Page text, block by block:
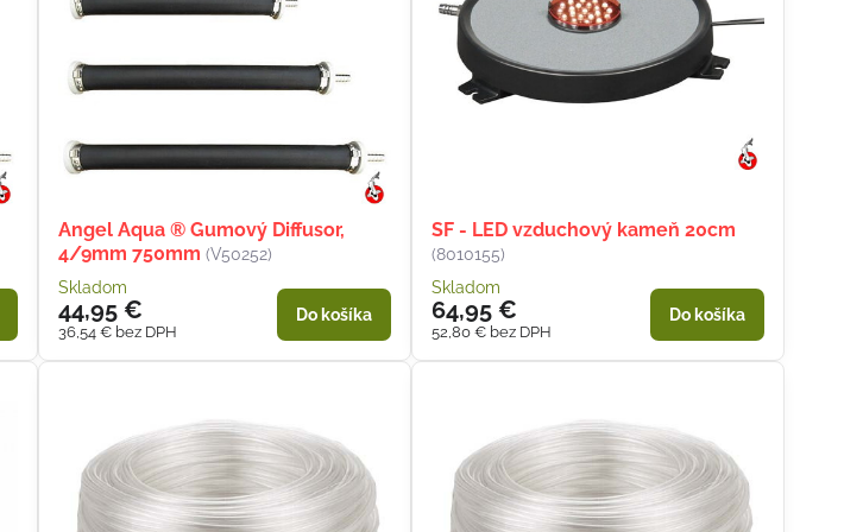
Angel Aqua ® Gumový Diffusor,
4/9mm 750mm (V50252)
Skladom
44,95 €
36,54 € bez DPH
Do košíka
SF - LED vzduchový kameň 20cm
(8010155)
Skladom
64,95 €
52,80 € bez DPH
Do košíka